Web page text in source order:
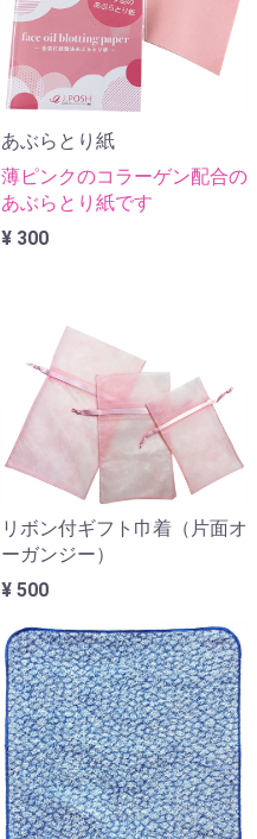
あぶらとり紙
薄ピンクのコラーゲン配合の
あぶらとり紙です
¥ 300
リボン付ギフト巾着（片面オ
ーガンジー）
¥ 500